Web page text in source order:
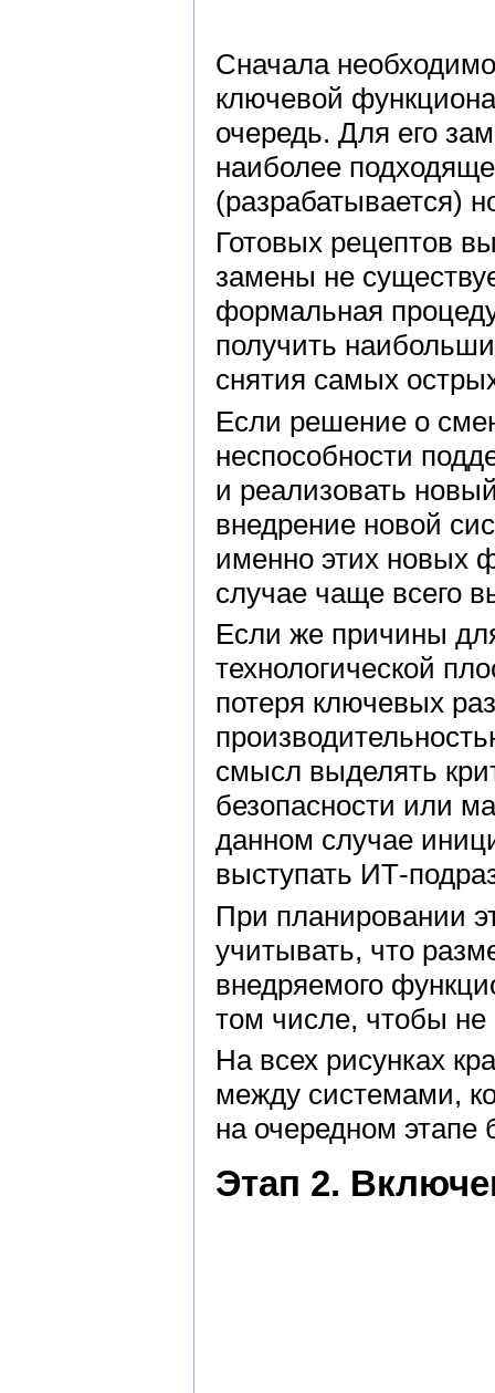
Сначала
ключевой
очередь. Для его
наиболее
(разрабатывается)
Готовых рецептов
замены не
формальная
получить
снятия самых
Если решение о
неспособности
и реализовать
внедрение новой
именно этих новых
случае чаще всего
Если же причины
технологической
потеря ключевых
смысл выделять
безопасности или
данном случае
выступать ИТ-
При планировании
учитывать, что
внедряемого
том числе, чтобы
На всех рисунках
между системами,
на очередном
Этап 2.